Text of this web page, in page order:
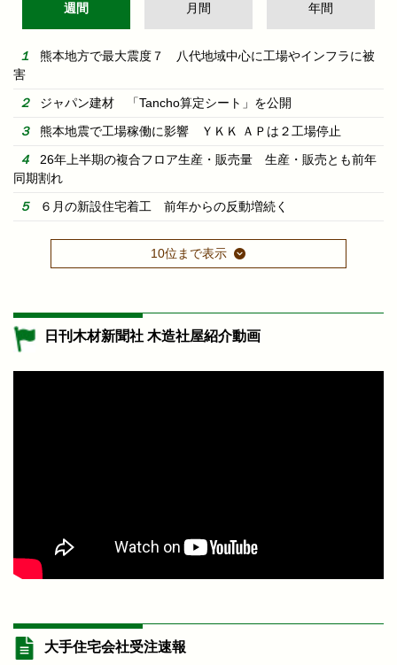
週間 月間 年間
熊本地方で最大震度７ 八代地域中心に工場やインフラに被
害
ジャパン建材 「Tancho算定シート」を公開
熊本地震で工場稼働に影響 ＹＫＫ ＡＰは２工場停止
26年上半期の複合フロア生産・販売量 生産・販売とも前年
同期割れ
６月の新設住宅着工 前年からの反動増続く
10位まで表示
日刊木材新聞社 木造社屋紹介動画
大手住宅会社受注速報